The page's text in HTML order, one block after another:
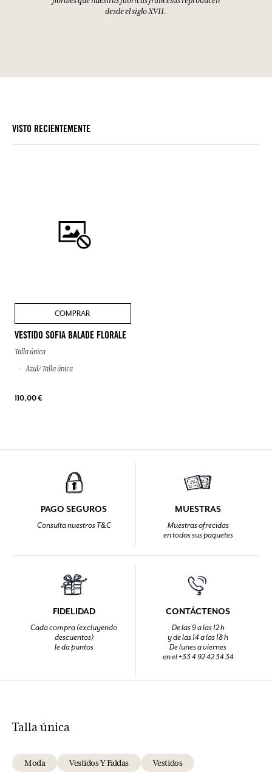
desde el siglo XVII.
VISTO RECIENTEMENTE
COMPRAR
VESTIDO SOFIA BALADE FLORALE
Talla única
Azul/ Talla única
110,00 €
PAGO SEGUROS
Consulta nuestros T&C
MUESTRAS
Muestras ofrecidas
en todos sus paquetes
FIDELIDAD
Cada compra (excluyendo
descuentos)
le da puntos
CONTÁCTENOS
De las 9 a las 12 h
y de las 14 a las 18 h
De lunes a viernes
en el +33 4 92 42 34 34
Talla única
Moda Vestidos Y Faldas Vestidos